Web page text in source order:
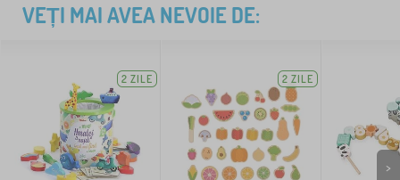
VEȚI MAI AVEA NEVOIE DE:
2 ZILE 2 ZILE
>